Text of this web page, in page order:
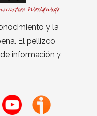
y la
El pellizco
información y